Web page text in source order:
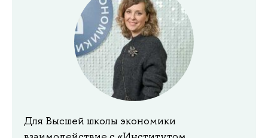
Для Высшей школы экономики